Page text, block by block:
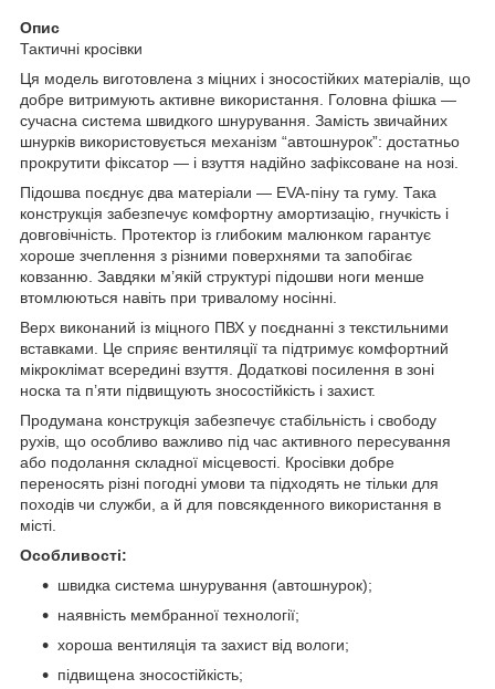
Опис
Тактичні кросівки
Ця модель виготовлена з міцних і зносостійких матеріалів, що
добре витримують активне використання. Головна фішка —
сучасна система швидкого шнурування. Замість звичайних
шнурків використовується механізм “автошнурок”: достатньо
прокрутити фіксатор — і взуття надійно зафіксоване на нозі.
Підошва поєднує два матеріали — EVA-піну та гуму. Така
конструкція забезпечує комфортну амортизацію, гнучкість і
довговічність. Протектор із глибоким малюнком гарантує
хороше зчеплення з різними поверхнями та запобігає
ковзанню. Завдяки м’якій структурі підошви ноги менше
втомлюються навіть при тривалому носінні.
Верх виконаний із міцного ПВХ у поєднанні з текстильними
вставками. Це сприяє вентиляції та підтримує комфортний
мікроклімат всередині взуття. Додаткові посилення в зоні
носка та п’яти підвищують зносостійкість і захист.
Продумана конструкція забезпечує стабільність і свободу
рухів, що особливо важливо під час активного пересування
або подолання складної місцевості. Кросівки добре
переносять різні погодні умови та підходять не тільки для
походів чи служби, а й для повсякденного використання в
місті.
Особливості:
швидка система шнурування (автошнурок);
наявність мембранної технології;
хороша вентиляція та захист від вологи;
підвищена зносостійкість;